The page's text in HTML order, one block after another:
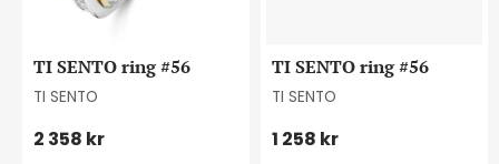
TI SENTO ring #56
TI SENTO
2 358 kr
TI SENTO ring #56
TI SENTO
1 258 kr